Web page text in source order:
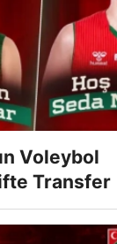
Voleybol
Transfer